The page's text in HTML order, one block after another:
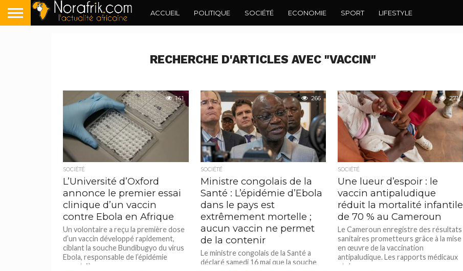
ACCUEIL POLITIQUE SOCIÉTÉ ECONOMIE SPORT LIFESTYLE
RECHERCHE D'ARTICLES AVEC "VACCIN"
141
SOCIÉTÉ
L’Université d’Oxford
annonce le premier essai
clinique d’un vaccin
contre Ebola en Afrique
Un volontaire a reçu la première dose
d’un vaccin développé rapidement,
ciblant la souche Bundibugyo du virus
Ebola, responsable de l’épidémie
meurtrière...
266
SOCIÉTÉ
Ministre congolais de la
Santé : L’épidémie d’Ebola
dans le pays est
extrêmement mortelle ;
aucun vaccin ne permet
de la contenir
Le ministre congolais de la Santé a
déclaré samedi 16 mai que la souche
271
SOCIÉTÉ
Une lueur d’espoir : le
vaccin antipaludique
réduit la mortalité infantile
de 70 % au Cameroun
Le Cameroun enregistre des résultats
sanitaires prometteurs grâce à la mise
en œuvre de la vaccination
antipaludique. Les rapports médicaux
et de...